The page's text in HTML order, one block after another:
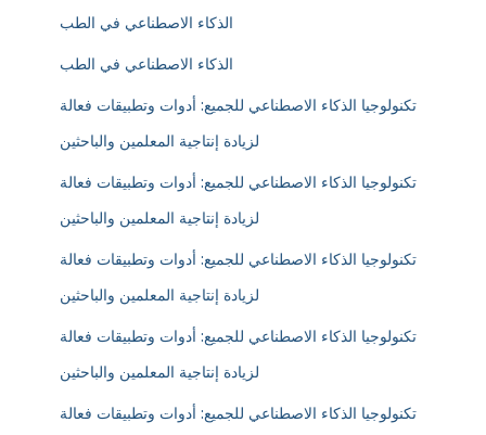
الذكاء الاصطناعي في الطب
الذكاء الاصطناعي في الطب
تكنولوجيا الذكاء الاصطناعي للجميع: أدوات وتطبيقات فعالة
لزيادة إنتاجية المعلمين والباحثين
تكنولوجيا الذكاء الاصطناعي للجميع: أدوات وتطبيقات فعالة
لزيادة إنتاجية المعلمين والباحثين
تكنولوجيا الذكاء الاصطناعي للجميع: أدوات وتطبيقات فعالة
لزيادة إنتاجية المعلمين والباحثين
تكنولوجيا الذكاء الاصطناعي للجميع: أدوات وتطبيقات فعالة
لزيادة إنتاجية المعلمين والباحثين
تكنولوجيا الذكاء الاصطناعي للجميع: أدوات وتطبيقات فعالة